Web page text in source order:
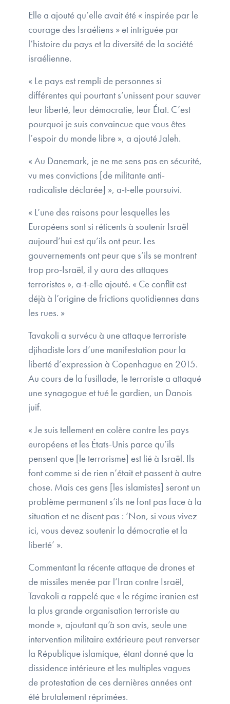
Elle a ajouté qu’elle avait été « inspirée par le
courage des Israéliens » et intriguée par
l’histoire du pays et la diversité de la société
israélienne.
« Le pays est rempli de personnes si
différentes qui pourtant s’unissent pour sauver
leur liberté, leur démocratie, leur État. C’est
pourquoi je suis convaincue que vous êtes
l’espoir du monde libre », a ajouté Jaleh.
« Au Danemark, je ne me sens pas en sécurité,
vu mes convictions [de militante anti-
radicaliste déclarée] », a-t-elle poursuivi.
« L’une des raisons pour lesquelles les
Européens sont si réticents à soutenir Israël
aujourd’hui est qu’ils ont peur. Les
gouvernements ont peur que s’ils se montrent
trop pro-Israël, il y aura des attaques
terroristes », a-t-elle ajouté. « Ce conflit est
déjà à l’origine de frictions quotidiennes dans
les rues. »
Tavakoli a survécu à une attaque terroriste
djihadiste lors d’une manifestation pour la
liberté d’expression à Copenhague en 2015.
Au cours de la fusillade, le terroriste a attaqué
une synagogue et tué le gardien, un Danois
juif.
« Je suis tellement en colère contre les pays
européens et les États-Unis parce qu’ils
pensent que [le terrorisme] est lié à Israël. Ils
font comme si de rien n’était et passent à autre
chose. Mais ces gens [les islamistes] seront un
problème permanent s’ils ne font pas face à la
situation et ne disent pas : ‘Non, si vous vivez
ici, vous devez soutenir la démocratie et la
liberté’ ».
Commentant la récente attaque de drones et
de missiles menée par l’Iran contre Israël,
Tavakoli a rappelé que « le régime iranien est
la plus grande organisation terroriste au
monde », ajoutant qu’à son avis, seule une
intervention militaire extérieure peut renverser
la République islamique, étant donné que la
dissidence intérieure et les multiples vagues
de protestation de ces dernières années ont
été brutalement réprimées.